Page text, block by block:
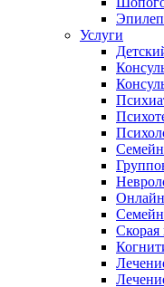
Услуги
Онлайн
Скорая